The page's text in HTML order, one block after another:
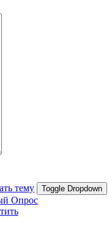
тему Toggle Dropdown
Опрос